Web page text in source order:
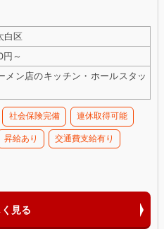
白区
～
メン店のキッチン・ホールスタッ
社会保険完備 連休取得可能
昇給あり 交通費支給有り
見る